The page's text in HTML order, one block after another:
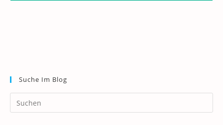
Suche Im Blog